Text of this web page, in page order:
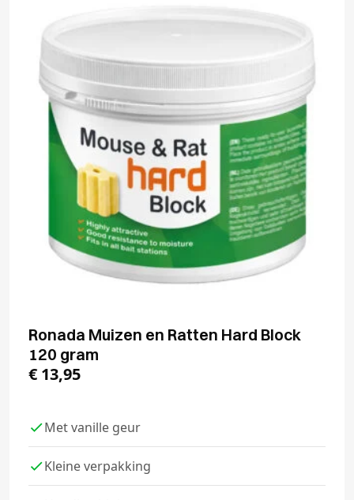
Ronada Muizen en Ratten Hard Block
120 gram
€ 13,95
Met vanille geur
Kleine verpakking